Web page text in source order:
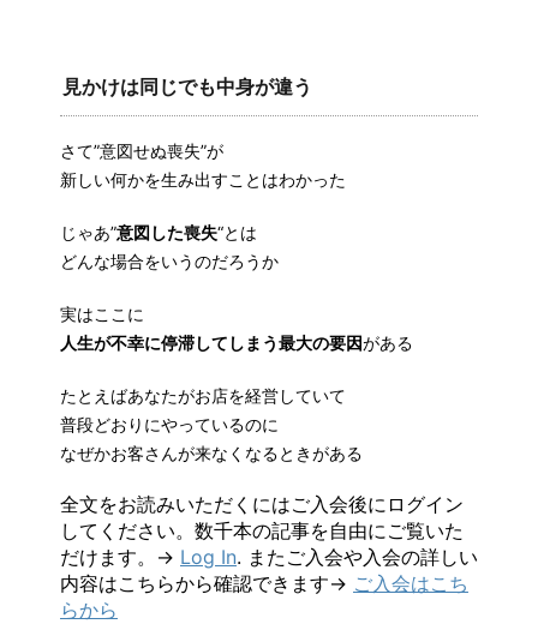
見かけは同じでも中身が違う
さて”意図せぬ喪失”が
新しい何かを生み出すことはわかった
じゃあ”意図した喪失“とは
どんな場合をいうのだろうか
実はここに
人生が不幸に停滞してしまう最大の要因がある
たとえばあなたがお店を経営していて
普段どおりにやっているのに
なぜかお客さんが来なくなるときがある
全文をお読みいただくにはご入会後にログイン
してください。数千本の記事を自由にご覧いた
だけます。→ Log In. またご入会や入会の詳しい
内容はこちらから確認できます→ ご入会はこち
らから